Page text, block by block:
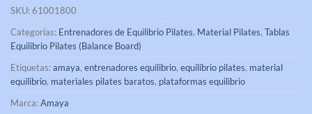
SKU:61001800
Categorías: Entrenadores de Equilibrio Pilates, Material Pilates, Tablas
Equilibrio Pilates (Balance Board)
Etiquetas:amaya, entrenadores equilibrio, equilibrio pilates, material
equilibrio, materiales pilates baratos, plataformas equilibrio
Marca:Amaya